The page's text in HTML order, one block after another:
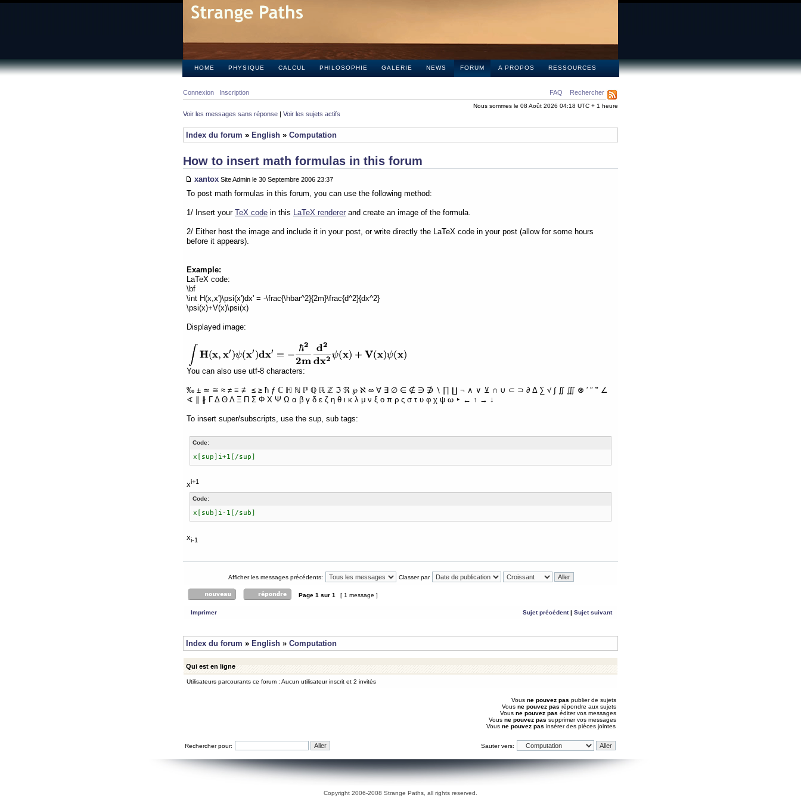
HOME PHYSIQUE CALCUL PHILOSOPHIE GALERIE NEWS FORUM A PROPOS RESSOURCES
FAQ Rechercher
Connexion Inscription
Nous sommes le 08 Août 2026 04:18 UTC + 1 heure
Voir les messages sans réponse | Voir les sujets actifs
Index du forum » English » Computation
How to insert math formulas in this forum
xantox Site Admin le 30 Septembre 2006 23:37
To post math formulas in this forum, you can use the following method:
1/ Insert your TeX code in this LaTeX renderer and create an image of the formula.
2/ Either host the image and include it in your post, or write directly the LaTeX code in your post (allow for some hours
before it appears).
Example:
LaTeX code:
\bf
\int H(x,x')\psi(x')dx' = -\frac{\hbar^2}{2m}\frac{d^2}{dx^2}
\psi(x)+V(x)\psi(x)
Displayed image:
You can also use utf-8 characters:
‰ ± ≃ ≅ ≈ ≠ ≡ ≢ ≤ ≥ ħ ƒ ℂ ℍ ℕ ℙ ℚ ℝ ℤ ℑ ℜ ℘ ℵ ∞ ∀ ∃ ∅ ∈ ∉ ∋ ∌ ∖ ∏ ∐ ¬ ∧ ∨ ⊻ ∩ ∪ ⊂ ⊃ ∂ Δ ∑ √ ∫ ∬ ∭ ⊗ ′ ″ ‴ ∠
∢ ∥ ∦ Γ Δ Θ Λ Ξ Π Σ Φ Χ Ψ Ω α β γ δ ε ζ η θ ι κ λ μ ν ξ ο π ρ ς σ τ υ φ χ ψ ω ‣ ← ↑ → ↓
To insert super/subscripts, use the sup, sub tags:
Code:
x[sup]i+1[/sup]
xi+1
Code:
x[sub]i-1[/sub]
xi-1
Afficher les messages précédents: Classer par
Page 1 sur 1 [ 1 message ]
Imprimer Sujet précédent| Sujet suivant
Index du forum » English » Computation
Qui est en ligne
Utilisateurs parcourants ce forum : Aucun utilisateur inscrit et 2 invités
Vous ne pouvez pas publier de sujets
Vous ne pouvez pas répondre aux sujets
Vous ne pouvez pas éditer vos messages
Vous ne pouvez pas supprimer vos messages
Vous ne pouvez pas insérer des pièces jointes
Rechercher pour: Sauter vers:
Copyright 2006-2008 Strange Paths, all rights reserved.